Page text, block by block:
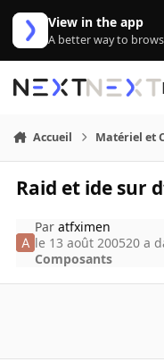
Aller au contenu
View in the app
A better way to
Accueil Matériel et
Raid et ide sur
Paratfximen
le 13 août 200520 a
Composants